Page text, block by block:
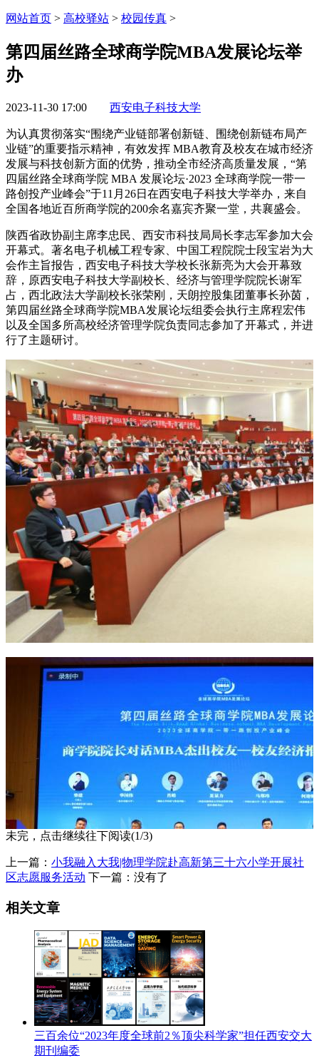
网站首页 > 高校驿站 > 校园传真 >
第四届丝路全球商学院MBA发展论坛举
办
2023-11-30 17:00 西安电子科技大学
为认真贯彻落实“围绕产业链部署创新链、围绕创新链布局产
业链”的重要指示精神，有效发挥 MBA教育及校友在城市经济
发展与科技创新方面的优势，推动全市经济高质量发展，“第
四届丝路全球商学院 MBA 发展论坛·2023 全球商学院一带一
路创投产业峰会”于11月26日在西安电子科技大学举办，来自
全国各地近百所商学院的200余名嘉宾齐聚一堂，共襄盛会。
陕西省政协副主席李忠民、西安市科技局局长李志军参加大会
开幕式。著名电子机械工程专家、中国工程院院士段宝岩为大
会作主旨报告，西安电子科技大学校长张新亮为大会开幕致
辞，原西安电子科技大学副校长、经济与管理学院院长谢军
占，西北政法大学副校长张荣刚，天朗控股集团董事长孙茵，
第四届丝路全球商学院MBA发展论坛组委会执行主席程宏伟
以及全国多所高校经济管理学院负责同志参加了开幕式，并进
行了主题研讨。
未完，点击继续往下阅读(1/3)
上一篇： 小我融入大我|物理学院赴高新第三十六小学开展社
区志愿服务活动 下一篇：没有了
相关文章
三百余位“2023年度全球前2％顶尖科学家”担任西安交大
期刊编委